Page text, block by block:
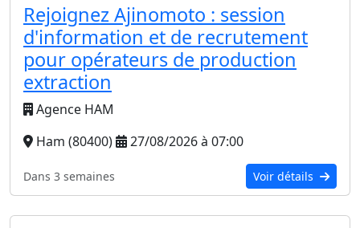
Rejoignez Ajinomoto : session
d'information et de recrutement
pour opérateurs de production
extraction
Agence HAM
Ham (80400)
27/08/2026 à 07:00
Dans 3 semaines Voir détails